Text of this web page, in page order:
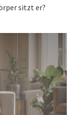
sitzt er?